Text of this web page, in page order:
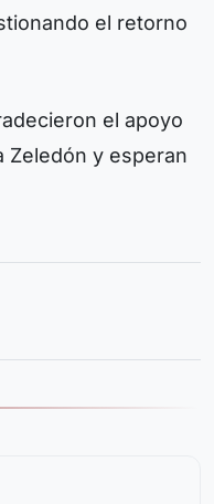
el retorno
el apoyo
Zeledón y esperan